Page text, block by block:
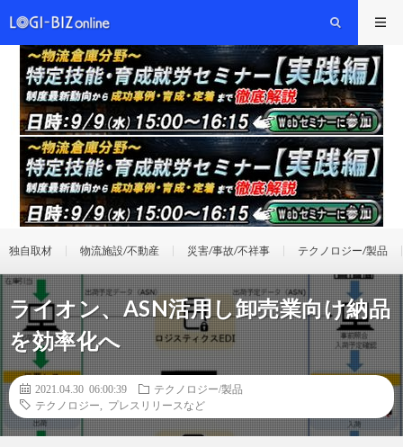
独自取材 物流施設/不動産 災害/事故/不祥事 テクノロジー/製品
ライオン、ASN活用し卸売業向け納品
を効率化へ
2021.04.30 06:00:39
テクノロジー/製品
テクノロジー
プレスリリースなど